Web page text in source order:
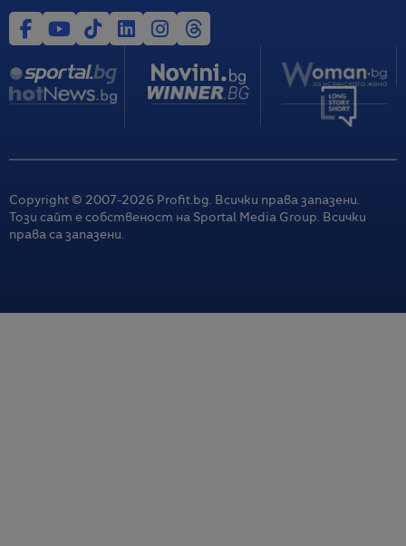
Copyright © 2007-2026 Profit.bg. Всички права запазени.
Този сайт е собственост на Sportal Media Group. Всички
права са запазени.